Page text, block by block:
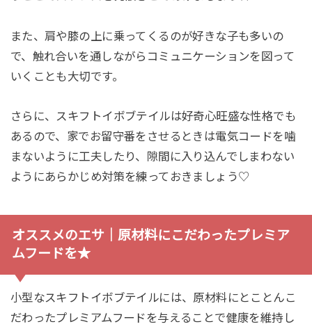
また、肩や膝の上に乗ってくるのが好きな子も多いの
で、触れ合いを通しながらコミュニケーションを図って
いくことも大切です。
さらに、スキフトイボブテイルは好奇心旺盛な性格でも
あるので、家でお留守番をさせるときは電気コードを噛
まないように工夫したり、隙間に入り込んでしまわない
ようにあらかじめ対策を練っておきましょう♡
オススメのエサ｜原材料にこだわったプレミア
ムフードを★
小型なスキフトイボブテイルには、原材料にとことんこ
だわったプレミアムフードを与えることで健康を維持し